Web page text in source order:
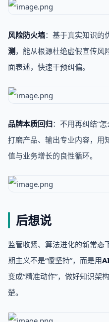
风险防火墙：基于真实知识的
测 ，能从根源杜绝虚假宣传风
面表述，快速干预纠偏。
品牌本质回归：不用再纠结“
打磨产品、输出专业内容，用
值与业务增长的良性循环。
后想说
监管收紧、算法进化的新常态
期主义不是“傻坚持”，而是用
变成“精准动作”，做好知识架
楚。